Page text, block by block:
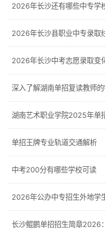
2026年长沙还有哪些中专学
2026年长沙县职业中专录取
2026年长沙中考志愿录取变
深入了解湖南单招复读教师
湖南艺术职业学院2025年单
单招王牌专业轨道交通解析
中考200分有哪些学校可读
2026年公办中专招生外地学
长沙鲲鹏单招招生简章2026